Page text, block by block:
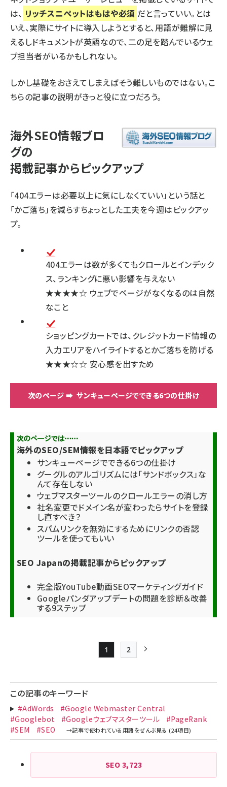
は、 リッチスニペットはもはや必須 だと言っていい。とは
いえ、実際にサイトに導入しようとすると、用語が難解に見
えるしドキュメントが英語なので、二の足を踏んでいるウェ
ブ担当者がいるかもしれない。
しかし基礎をおさえてしまえばそう難しいものではない。こ
ちらの記事の説明がきっと役に立つだろう。
海外SEO情報ブロ
グの
掲載記事からピックアップ
「404エラーは必要以上に気にしなくていい」という話と
「かご落ち」を減らすちょっとした工夫を今週はピックアッ
プ。
404エラーは数が多くてもクロールとインデック
ス、ランキングに悪い影響を与えない
★★★★☆ ウェブでページがなくなるのは自然
なこと
ショッピングカートでは、クレジットカード情報の
入力エリアをハイライトするとかご落ちを防げる
★★★☆☆ 安心感を出すため
サンキューページでできる6つの仕掛け
海外のSEO/SEM情報を日本語でピックアップ
サンキューページでできる6つの仕掛け
グーグルのアルゴリズムには「サンドボックス」な
んて存在しない
ウェブマスターツールのクロールエラーの消し方
社名変更でドメイン名が変わったらサイトを登録
し直すべき？
スパムリンクを無効にするためにリンクの否認
ツールを使ってもいい
SEO Japanの掲載記事からピックアップ
完全版YouTube動画SEOマーケティングガイド
Googleパンダアップデートの問題を診断＆改善
する9ステップ
送
り
Page
1
Page
2
この記事のキーワード
#AdWords
#Google Webmaster Central
#Googlebot
#Googleウェブマスターツール
#PageRank
#SEM
#SEO
SEO 3,723